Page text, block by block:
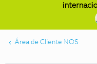
Área de Cliente NOS